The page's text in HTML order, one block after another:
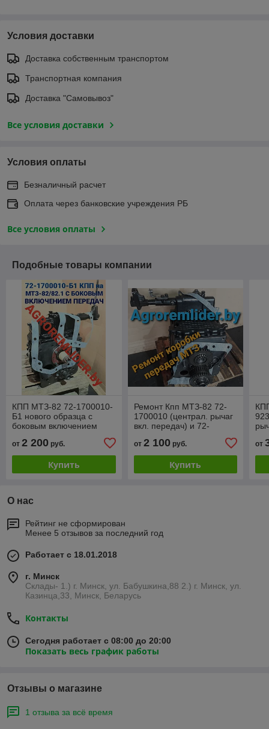
Условия доставки
Доставка собственным транспортом
Транспортная компания
Доставка "Самовывоз"
Все условия доставки
Условия оплаты
Безналичный расчет
Оплата через банковские учреждения РБ
Все условия оплаты
Подобные товары компании
КПП МТЗ-82 72-1700010-
Б1 нового образца с
боковым включением
от 2 200 руб.
Купить
Ремонт Кпп МТЗ-82 72-
1700010 (централ. рычаг
вкл. передач) и 72-
1700010-Б1 (с боковым
рычаг вкл. передач)
от 2 100руб.
Купить
от
О нас
Рейтинг не сформирован
Менее 5 отзывов за последний год
Работает с 18.01.2018
г. Минск
Склады- 1.) г. Минск, ул. Бабушкина,88 2.) г. Минск, ул.
Казинца,33, Минск, Беларусь
Контакты
Сегодня работает с 08:00 до 20:00
Показать весь график работы
Отзывы о магазине
1 отзыва за всё время